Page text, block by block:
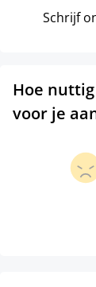
Schrijf
Hoe
voor je